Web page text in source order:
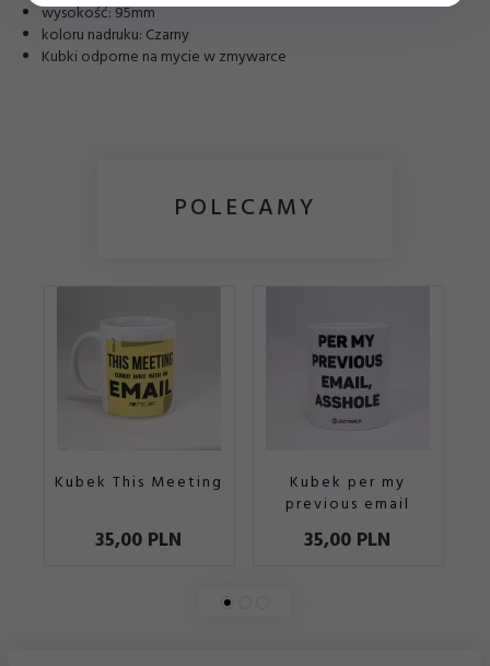
wysokość: 95mm
koloru nadruku: Czarny
Kubki odporne na mycie w zmywarce
POLECAMY
Kubek This Meeting
35,00 PLN
Kubek per my
previous email
35,00 PLN